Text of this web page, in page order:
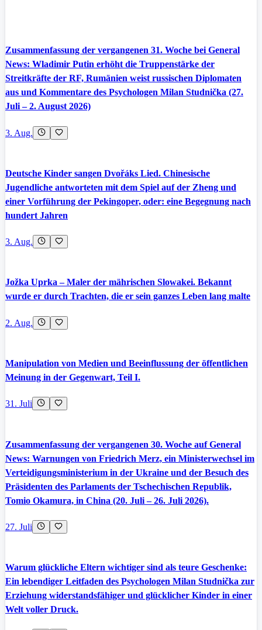
Zusammenfassung der vergangenen 31. Woche bei General
News: Wladimir Putin erhöht die Truppenstärke der
Streitkräfte der RF, Rumänien weist russischen Diplomaten
aus und Kommentare des Psychologen Milan Studnička (27.
Juli – 2. August 2026)
3. Aug.
Deutsche Kinder sangen Dvořáks Lied. Chinesische
Jugendliche antworteten mit dem Spiel auf der Zheng und
einer Vorführung der Pekingoper, oder: eine Begegnung nach
hundert Jahren
3. Aug.
Jožka Uprka – Maler der mährischen Slowakei. Bekannt
wurde er durch Trachten, die er sein ganzes Leben lang malte
2. Aug.
Manipulation von Medien und Beeinflussung der öffentlichen
Meinung in der Gegenwart, Teil I.
31. Juli
Zusammenfassung der vergangenen 30. Woche auf General
News: Warnungen von Friedrich Merz, ein Ministerwechsel im
Verteidigungsministerium in der Ukraine und der Besuch des
Präsidenten des Parlaments der Tschechischen Republik,
Tomio Okamura, in China (20. Juli – 26. Juli 2026).
27. Juli
Warum glückliche Eltern wichtiger sind als teure Geschenke:
Ein lebendiger Leitfaden des Psychologen Milan Studnička zur
Erziehung widerstandsfähiger und glücklicher Kinder in einer
Welt voller Druck.